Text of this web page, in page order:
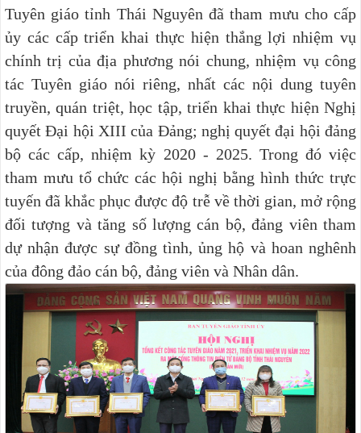
Tuyên giáo tỉnh Thái Nguyên đã tham mưu cho cấp
ủy các cấp triển khai thực hiện thắng lợi nhiệm vụ
chính trị của địa phương nói chung, nhiệm vụ công
tác Tuyên giáo nói riêng, nhất các nội dung tuyên
truyền, quán triệt, học tập, triển khai thực hiện Nghị
quyết Đại hội XIII của Đảng; nghị quyết đại hội đảng
bộ các cấp, nhiệm kỳ 2020 - 2025. Trong đó việc
tham mưu tổ chức các hội nghị bằng hình thức trực
tuyến đã khắc phục được độ trễ về thời gian, mở rộng
đối tượng và tăng số lượng cán bộ, đảng viên tham
dự nhận được sự đồng tình, ủng hộ và hoan nghênh
của đông đảo cán bộ, đảng viên và Nhân dân.